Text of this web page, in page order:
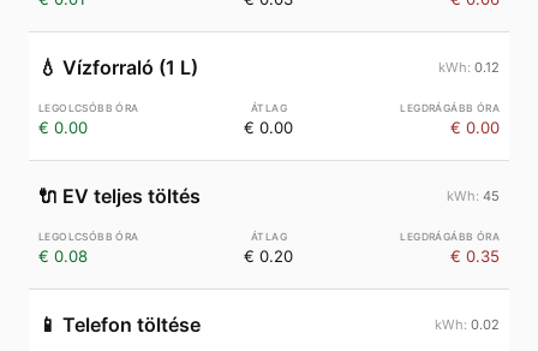
💧 Vízforraló (1 L) 0.12
€ 0.00 € 0.00 € 0.00
🔌 EV teljes töltés 45
€ 0.08 € 0.20 € 0.35
📱 Telefon töltése 0.02